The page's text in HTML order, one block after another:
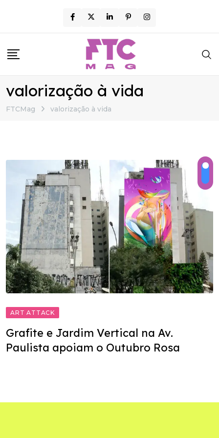
content
valorização à vida
FTCMag valorização à vida
ART ATTACK
Grafite e Jardim Vertical na Av.
Paulista apoiam o Outubro Rosa